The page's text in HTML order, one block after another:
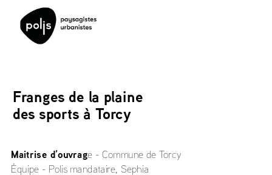
Franges de la plaine
des sports à Torcy
Maitrise d’ouvrage - Commune de Torcy
Équipe - Polis mandataire, Sephia